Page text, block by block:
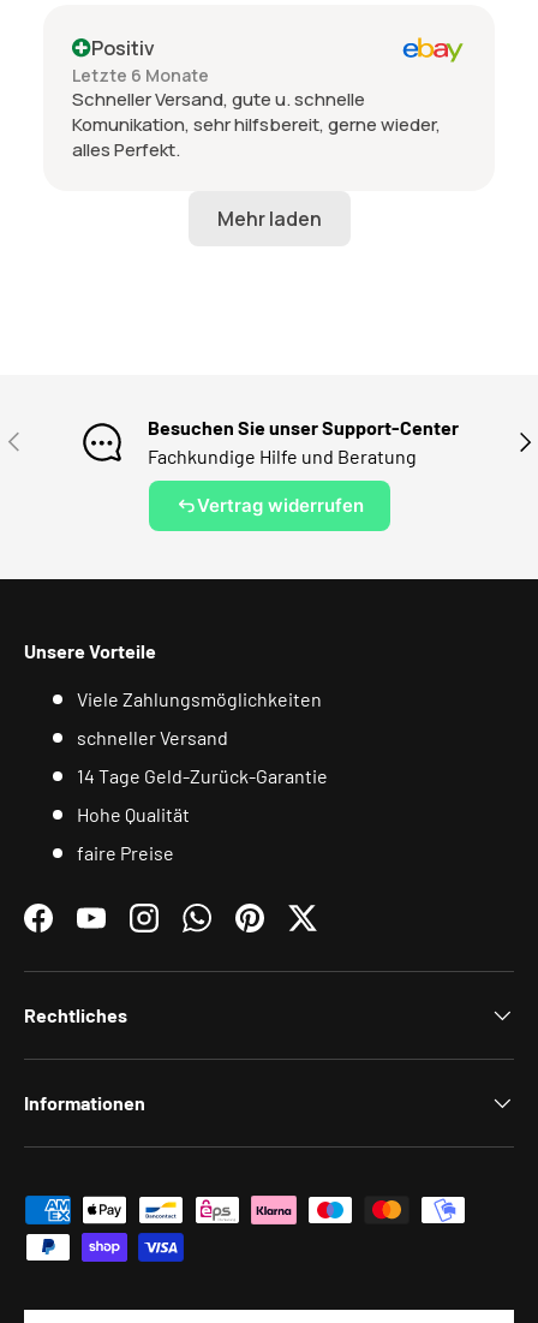
Positiv
Letzte 6 Monate
Schneller Versand, gute u. schnelle
Komunikation, sehr hilfsbereit, gerne wieder,
alles Perfekt.
VORHERIGE
Besuchen Sie unser Support-Center
Fachkundige Hilfe und Beratung
Vertrag widerrufen
Unsere Vorteile
Viele Zahlungsmöglichkeiten
schneller Versand
14 Tage Geld-Zurück-Garantie
Hohe Qualität
faire Preise
FacebookYouTubeInstagramWhatsAppPinterestTwitter
Rechtliches
Informationen
Zahlungsmethoden